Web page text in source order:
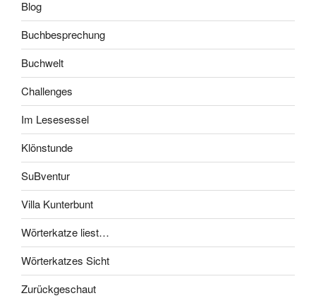
Blog
Buchbesprechung
Buchwelt
Challenges
Im Lesesessel
Klönstunde
SuBventur
Villa Kunterbunt
Wörterkatze liest…
Wörterkatzes Sicht
Zurückgeschaut